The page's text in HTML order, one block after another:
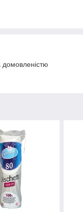
домовленістю